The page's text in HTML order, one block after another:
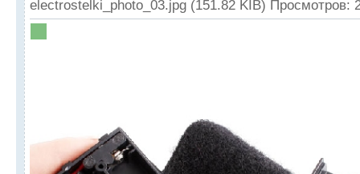
electrostelki_photo_03.jpg (151.82 KIB) Просмотров: